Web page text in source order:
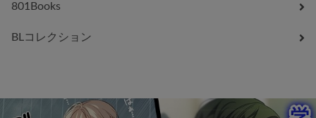
801Books
BLコレクション